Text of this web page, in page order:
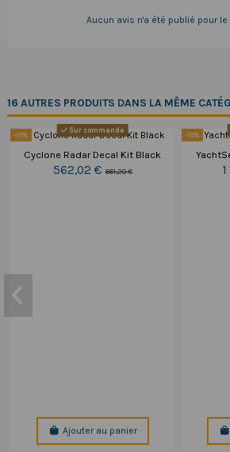
Aucun avis n'a été publié pour
16 AUTRES PRODUITS DANS LA MÊME
-15%
Sur commande
Cyclone Radar Decal Kit Black
562,02 €661,20 €
Ajouter au panier
-15%